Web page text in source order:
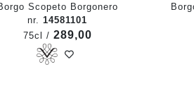
Scopeto Borgonero
nr. 14581101
75cl / 289,00